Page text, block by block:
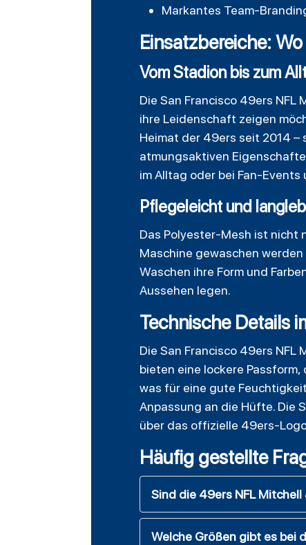
Markantes Team-
Einsatzbereiche:
Vom Stadion bis zum
Die San Francisco 49ers NFL
ihre Leidenschaft zeigen
Heimat der 49ers seit 2014
atmungsaktiven
im Alltag oder bei Fan-
Pflegeleicht und
Das Polyester-Mesh ist nicht
Maschine gewaschen
Waschen ihre Form und
Aussehen legen.
Technische Details
Die San Francisco 49ers
bieten eine lockere
was für eine gute
Anpassung an die Hüfte. Die
über das offizielle 49ers-
Häufig gestellte
Sind die 49ers NFL
Welche Größen gibt es bei